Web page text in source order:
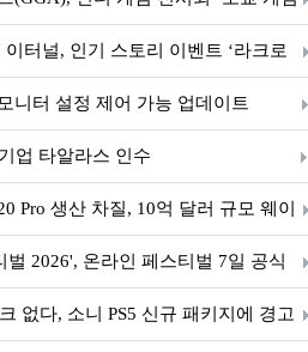
터널, 인기 스토리 이벤트 ‘라크로
기념 이벤트 실시!
니터 설정 제어 가능 업데이트
업 타알라스 인수
Pro 생산 차질, 10억 달러 규모 웨이
2026', 온라인 페스티벌 7일 공식
없다, 소니 PS5 신규 패키지에 경고